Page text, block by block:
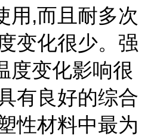
用,而且耐多次
变化很少。强
度变化影响很
有良好的综合
性材料中最为